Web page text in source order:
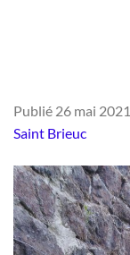
Publié 26 mai 2021
Saint Brieuc